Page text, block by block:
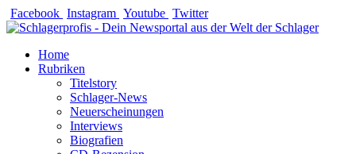
Zum
Inhalt
Facebook Instagram Youtube Twitter
Home
Rubriken
Titelstory
Schlager-News
Neuerscheinungen
Interviews
Biografien